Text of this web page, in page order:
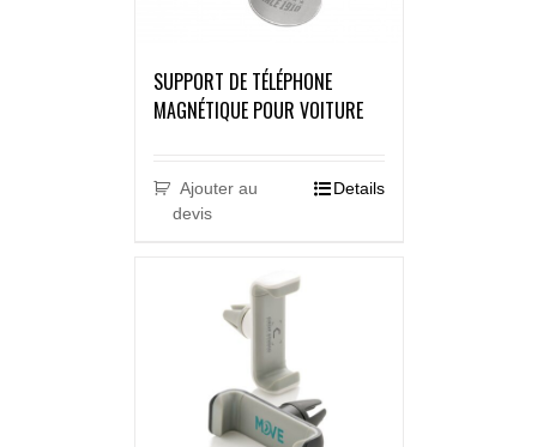
SUPPORT DE TÉLÉPHONE
MAGNÉTIQUE POUR VOITURE
Ajouter au
devis
Details